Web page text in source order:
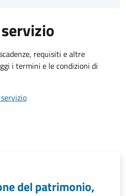
requisiti e altre
i termini e le condizioni di
del patrimonio,